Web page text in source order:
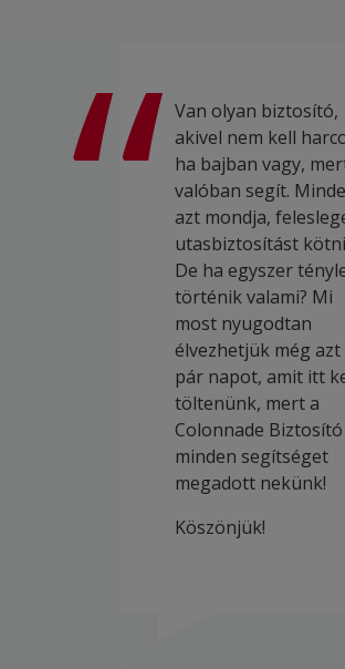
Van olyan biztosító,
akivel nem kell
ha bajban vagy,
valóban segít.
azt mondja,
utasbiztosítást
De ha egyszer
történik valami? Mi
most nyugodtan
élvezhetjük még azt
pár napot, amit itt
töltenünk, mert a
Colonnade Biztosító
minden segítséget
megadott nekünk!
Köszönjük!